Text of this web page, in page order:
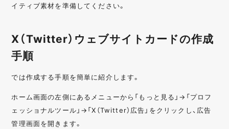
イティブ素材を準備してください。
X（Twitter）ウェブサイトカードの作成
手順
では作成する手順を簡単に紹介します。
ホーム画面の左側にあるメニューから「もっと見る」→「プロフ
ェッショナルツール」→「X（Twitter）広告」をクリックし、広告
管理画面を開きます。